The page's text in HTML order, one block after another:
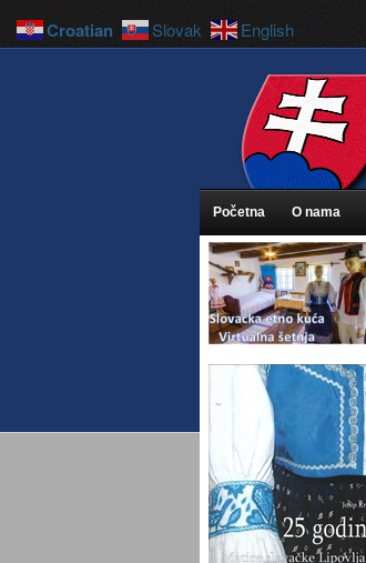
Početna O nama
Croatian Slovak English